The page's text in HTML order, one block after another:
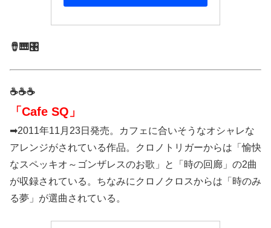
🪘🎹🎛️
☕☕☕
「Cafe SQ」
➡2011年11月23日発売。カフェに合いそうなオシャレな
アレンジがされている作品。クロノトリガーからは「愉快
なスペッキオ～ゴンザレスのお歌」と「時の回廊」の2曲
が収録されている。ちなみにクロノクロスからは「時のみ
る夢」が選曲されている。